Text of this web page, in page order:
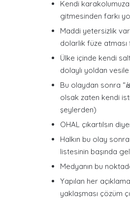
Kendi
gitmesinden farkı
Maddi yetersizlik
dolarlık füze
Ülke içinde kendi
dolaylı yoldan
Bu olaydan sonra “
olsak zaten kendi
şeylerden)
OHAL çıkartılsın
Halkın bu olay
listesinin başında
Medyanın bu
Yapılan her
yaklaşması çözüm